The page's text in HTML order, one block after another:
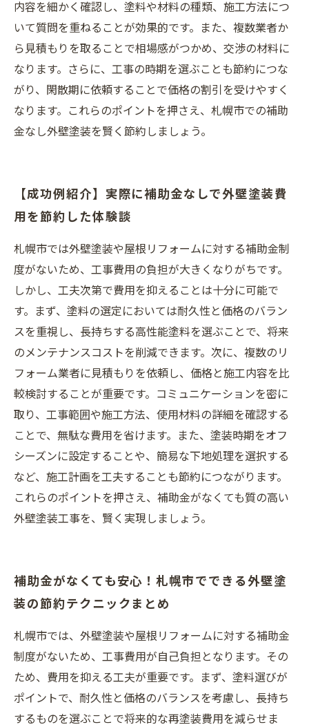
内容を細かく確認し、塗料や材料の種類、施工方法につ
いて質問を重ねることが効果的です。また、複数業者か
ら見積もりを取ることで相場感がつかめ、交渉の材料に
なります。さらに、工事の時期を選ぶことも節約につな
がり、閑散期に依頼することで価格の割引を受けやすく
なります。これらのポイントを押さえ、札幌市での補助
金なし外壁塗装を賢く節約しましょう。
【成功例紹介】実際に補助金なしで外壁塗装費
用を節約した体験談
札幌市では外壁塗装や屋根リフォームに対する補助金制
度がないため、工事費用の負担が大きくなりがちです。
しかし、工夫次第で費用を抑えることは十分に可能で
す。まず、塗料の選定においては耐久性と価格のバラン
スを重視し、長持ちする高性能塗料を選ぶことで、将来
のメンテナンスコストを削減できます。次に、複数のリ
フォーム業者に見積もりを依頼し、価格と施工内容を比
較検討することが重要です。コミュニケーションを密に
取り、工事範囲や施工方法、使用材料の詳細を確認する
ことで、無駄な費用を省けます。また、塗装時期をオフ
シーズンに設定することや、簡易な下地処理を選択する
など、施工計画を工夫することも節約につながります。
これらのポイントを押さえ、補助金がなくても質の高い
外壁塗装工事を、賢く実現しましょう。
補助金がなくても安心！札幌市でできる外壁塗
装の節約テクニックまとめ
札幌市では、外壁塗装や屋根リフォームに対する補助金
制度がないため、工事費用が自己負担となります。その
ため、費用を抑える工夫が重要です。まず、塗料選びが
ポイントで、耐久性と価格のバランスを考慮し、長持ち
するものを選ぶことで将来的な再塗装費用を減らせま